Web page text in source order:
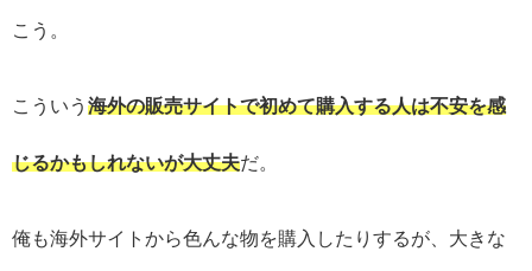
こう。
こういう 海外の販売サイトで初めて購入する人は不安を感
じるかもしれないが大丈夫だ。
俺も海外サイトから色んな物を購入したりするが、大きな